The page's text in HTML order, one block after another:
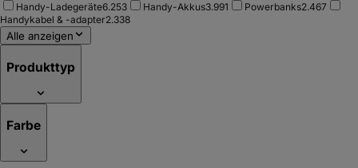
Handy-Ladegeräte6.253 Handy-Akkus3.991 Powerbanks2.467
Handykabel & -adapter2.338
Alle anzeigen
Produkttyp
Farbe